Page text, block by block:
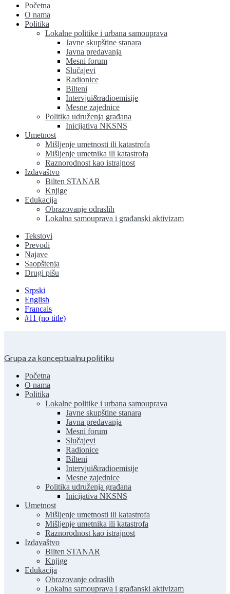
Početna
O nama
Politika
Lokalne politike i urbana samouprava
Javne skupštine stanara
Javna predavanja
Mesni forum
Slučajevi
Radionice
Bilteni
Intervjui&radioemisije
Mesne zajednice
Politika udruženja građana
Inicijativa NKSNS
Umetnost
Mišljenje umetnosti ili katastrofa
Mišljenje umetnika ili katastrofa
Raznorodnost kao istrajnost
Izdavaštvo
Bilten STANAR
Knjige
Edukacija
Obrazovanje odraslih
Lokalna samouprava i građanski aktivizam
Tekstovi
Prevodi
Najave
Saopštenja
Drugi pišu
Srpski
English
Francais
#11 (no title)
Grupa za konceptualnu politiku
Početna
O nama
Politika
Lokalne politike i urbana samouprava
Javne skupštine stanara
Javna predavanja
Mesni forum
Slučajevi
Radionice
Bilteni
Intervjui&radioemisije
Mesne zajednice
Politika udruženja građana
Inicijativa NKSNS
Umetnost
Mišljenje umetnosti ili katastrofa
Mišljenje umetnika ili katastrofa
Raznorodnost kao istrajnost
Izdavaštvo
Bilten STANAR
Knjige
Edukacija
Obrazovanje odraslih
Lokalna samouprava i građanski aktivizam